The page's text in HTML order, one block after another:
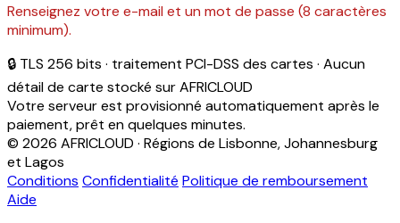
Renseignez votre e-mail et un mot de passe (8 caractères
minimum).
🔒 TLS 256 bits · traitement PCI-DSS des cartes · Aucun
détail de carte stocké sur AFRICLOUD
Votre serveur est provisionné automatiquement après le
paiement, prêt en quelques minutes.
© 2026 AFRICLOUD · Régions de Lisbonne, Johannesburg
et Lagos
Conditions Confidentialité Politique de remboursement
Aide